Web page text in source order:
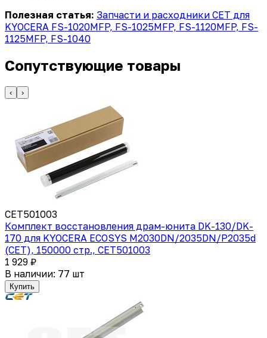
Полезная статья: Запчасти и расходники CET для
KYOCERA FS-1020MFP, FS-1025MFP, FS-1120MFP, FS-
1125MFP, FS-1040
Сопутствующие товары
‹ ›
CET501003
Комплект восстановления драм-юнита DK-130/DK-
170 для KYOCERA ECOSYS M2030DN/2035DN/P2035d
(CET), 150000 стр., CET501003
1 929 ₽
В наличии: 77 шт
Купить